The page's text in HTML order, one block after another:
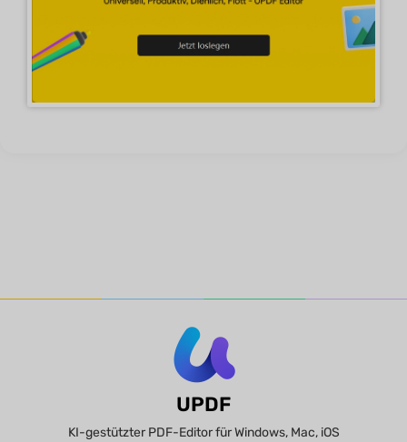
UPDF
KI-gestützter PDF-Editor für Windows, Mac, iOS